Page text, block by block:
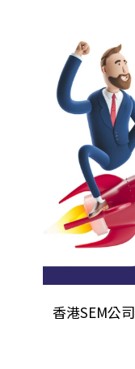
香港SEM公司